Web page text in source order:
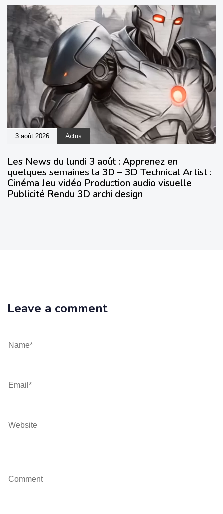
3 août 2026 Actus
Les News du lundi 3 août : Apprenez en
quelques semaines la 3D – 3D Technical Artist :
Cinéma Jeu vidéo Production audio visuelle
Publicité Rendu 3D archi design
Leave a comment